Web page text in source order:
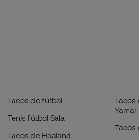
Tacos de fútbol
Tenis fútbol Sala
Tacos de Haaland
Tacos
Yamal
Tacos